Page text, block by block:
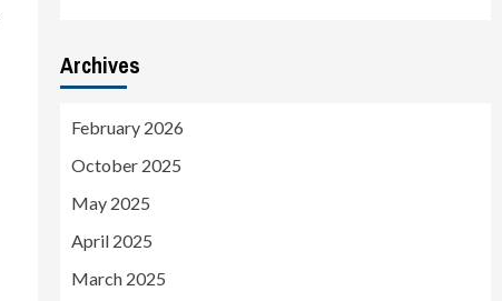
Archives
February 2026
October 2025
May 2025
April 2025
March 2025